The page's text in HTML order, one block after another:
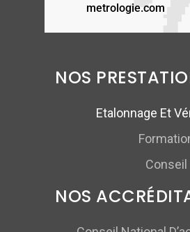
metrologie.com
NOS
Etalonnage Et
Conseil
NOS